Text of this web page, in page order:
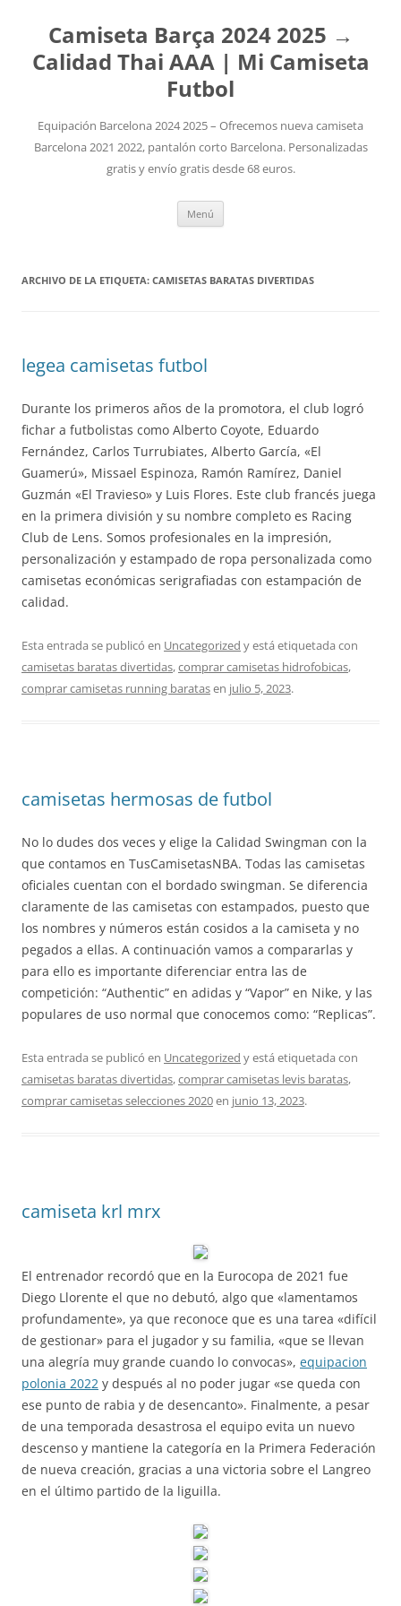
Camiseta Barça 2024 2025 →
Calidad Thai AAA | Mi Camiseta
Futbol
Equipación Barcelona 2024 2025 – Ofrecemos nueva camiseta
Barcelona 2021 2022, pantalón corto Barcelona. Personalizadas
gratis y envío gratis desde 68 euros.
Menú
ARCHIVO DE LA ETIQUETA: CAMISETAS BARATAS DIVERTIDAS
legea camisetas futbol
Durante los primeros años de la promotora, el club logró
fichar a futbolistas como Alberto Coyote, Eduardo
Fernández, Carlos Turrubiates, Alberto García, «El
Guamerú», Missael Espinoza, Ramón Ramírez, Daniel
Guzmán «El Travieso» y Luis Flores. Este club francés juega
en la primera división y su nombre completo es Racing
Club de Lens. Somos profesionales en la impresión,
personalización y estampado de ropa personalizada como
camisetas económicas serigrafiadas con estampación de
calidad.
Esta entrada se publicó en Uncategorized y está etiquetada con
camisetas baratas divertidas,comprar camisetas hidrofobicas,
comprar camisetas running baratasen julio 5, 2023.
camisetas hermosas de futbol
No lo dudes dos veces y elige la Calidad Swingman con la
que contamos en TusCamisetasNBA. Todas las camisetas
oficiales cuentan con el bordado swingman. Se diferencia
claramente de las camisetas con estampados, puesto que
los nombres y números están cosidos a la camiseta y no
pegados a ellas. A continuación vamos a compararlas y
para ello es importante diferenciar entra las de
competición: “Authentic” en adidas y “Vapor” en Nike, y las
populares de uso normal que conocemos como: “Replicas”.
Esta entrada se publicó en Uncategorized y está etiquetada con
camisetas baratas divertidas,comprar camisetas levis baratas,
comprar camisetas selecciones 2020en junio 13, 2023.
camiseta krl mrx
El entrenador recordó que en la Eurocopa de 2021 fue
Diego Llorente el que no debutó, algo que «lamentamos
profundamente», ya que reconoce que es una tarea «difícil
de gestionar» para el jugador y su familia, «que se llevan
una alegría muy grande cuando lo convocas», equipacion
polonia 2022 y después al no poder jugar «se queda con
ese punto de rabia y de desencanto». Finalmente, a pesar
de una temporada desastrosa el equipo evita un nuevo
descenso y mantiene la categoría en la Primera Federación
de nueva creación, gracias a una victoria sobre el Langreo
en el último partido de la liguilla.